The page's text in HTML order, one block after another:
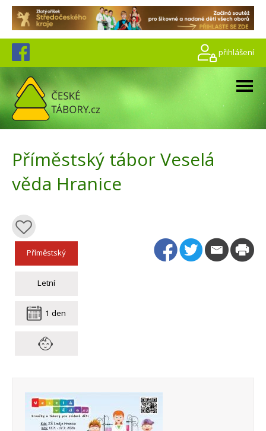
přihlášení
Příměstský tábor Veselá
věda Hranice
Příměstský
Letní
1 den